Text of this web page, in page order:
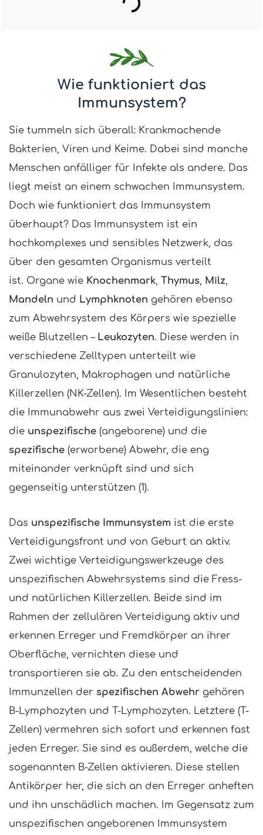
Wie funktioniert das
Immunsystem?
Sie tummeln sich überall: Krankmachende
Bakterien, Viren und Keime. Dabei sind manche
Menschen anfälliger für Infekte als andere. Das
liegt meist an einem schwachen Immunsystem.
Doch wie funktioniert das Immunsystem
überhaupt? Das Immunsystem ist ein
hochkomplexes und sensibles Netzwerk, das
über den gesamten Organismus verteilt
ist. Organe wie Knochenmark Thymus Milz
Mandeln und Lymphknoten gehören ebenso
zum Abwehrsystem des Körpers wie spezielle
weiße Blutzellen – Leukozyten. Diese werden in
verschiedene Zelltypen unterteilt wie
Granulozyten, Makrophagen und natürliche
Killerzellen (NK-Zellen). Im Wesentlichen besteht
die Immunabwehr aus zwei Verteidigungslinien:
die unspezifische (angeborene) und die
spezifische (erworbene) Abwehr, die eng
miteinander verknüpft sind und sich
gegenseitig unterstützen (1).
Das unspezifische Immunsystem ist die erste
Verteidigungsfront und von Geburt an aktiv.
Zwei wichtige Verteidigungswerkzeuge des
unspezifischen Abwehrsystems sind die Fress-
und natürlichen Killerzellen. Beide sind im
Rahmen der zellulären Verteidigung aktiv und
erkennen Erreger und Fremdkörper an ihrer
Oberfläche, vernichten diese und
transportieren sie ab. Zu den entscheidenden
Immunzellen der spezifischen Abwehr gehören
B-Lymphozyten und T-Lymphozyten. Letztere (T-
Zellen) vermehren sich sofort und erkennen fast
jeden Erreger. Sie sind es außerdem, welche die
sogenannten B-Zellen aktivieren. Diese stellen
Antikörper her, die sich an den Erreger anheften
und ihn unschädlich machen. Im Gegensatz zum
unspezifischen angeborenen Immunsystem